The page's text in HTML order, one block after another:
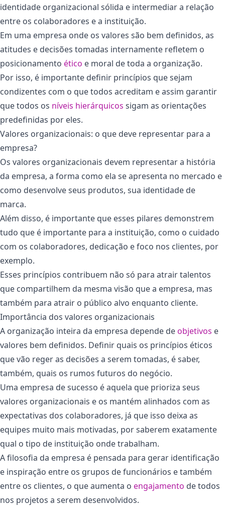
identidade organizacional sólida e intermediar a relação
entre os colaboradores e a instituição.
Em uma empresa onde os valores são bem definidos, as
atitudes e decisões tomadas internamente refletem o
posicionamento ético e moral de toda a organização.
Por isso, é importante definir princípios que sejam
condizentes com o que todos acreditam e assim garantir
que todos os níveis hierárquicos sigam as orientações
predefinidas por eles.
Valores organizacionais: o que deve representar para a
empresa?
Os valores organizacionais devem representar a história
da empresa, a forma como ela se apresenta no mercado e
como desenvolve seus produtos, sua identidade de
marca.
Além disso, é importante que esses pilares demonstrem
tudo que é importante para a instituição, como o cuidado
com os colaboradores, dedicação e foco nos clientes, por
exemplo.
Esses princípios contribuem não só para atrair talentos
que compartilhem da mesma visão que a empresa, mas
também para atrair o público alvo enquanto cliente.
Importância dos valores organizacionais
A organização inteira da empresa depende deobjetivos e
valores bem definidos. Definir quais os princípios éticos
que vão reger as decisões a serem tomadas, é saber,
também, quais os rumos futuros do negócio.
Uma empresa de sucesso é aquela que prioriza seus
valores organizacionais e os mantém alinhados com as
expectativas dos colaboradores, já que isso deixa as
equipes muito mais motivadas, por saberem exatamente
qual o tipo de instituição onde trabalham.
A filosofia da empresa é pensada para gerar identificação
e inspiração entre os grupos de funcionários e também
entre os clientes, o que aumenta o engajamento de todos
nos projetos a serem desenvolvidos.